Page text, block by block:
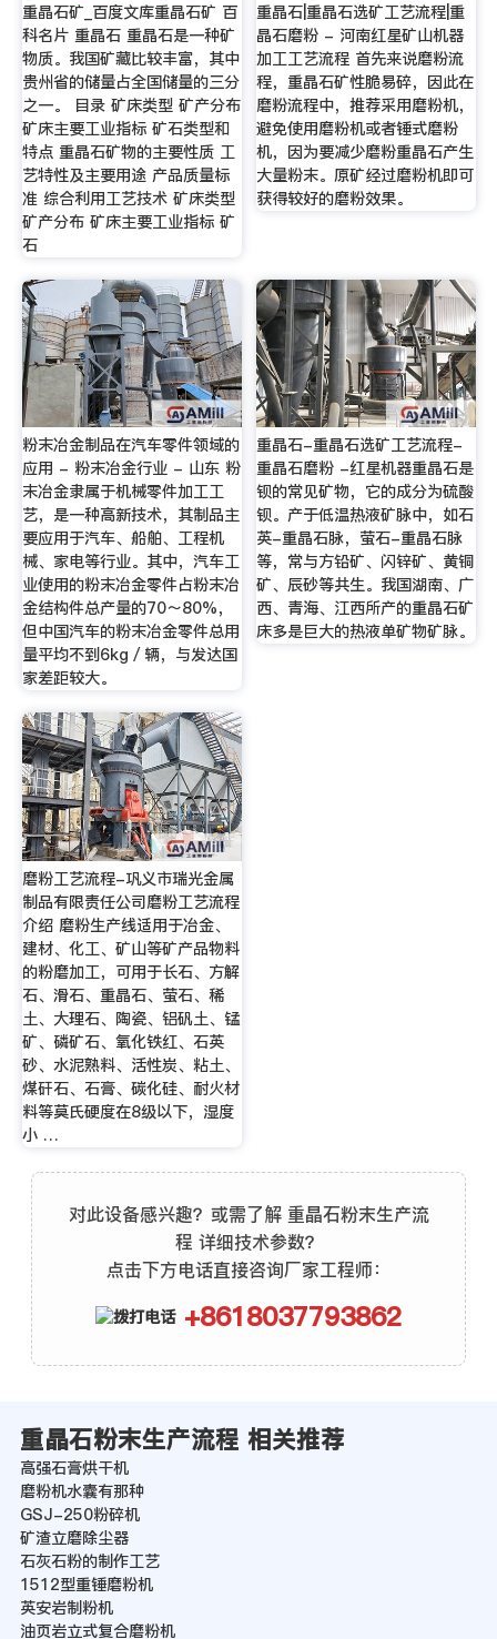
重晶石矿_百度文库重晶石矿 百
科名片 重晶石 重晶石是一种矿
物质。我国矿藏比较丰富，其中
贵州省的储量占全国储量的三分
之一。 目录 矿床类型 矿产分布
矿床主要工业指标 矿石类型和
特点 重晶石矿物的主要性质 工
艺特性及主要用途 产品质量标
准 综合利用工艺技术 矿床类型
矿产分布 矿床主要工业指标 矿
石
重晶石|重晶石选矿工艺流程|重
晶石磨粉 - 河南红星矿山机器
加工工艺流程 首先来说磨粉流
程，重晶石矿性脆易碎，因此在
磨粉流程中，推荐采用磨粉机，
避免使用磨粉机或者锤式磨粉
机，因为要减少磨粉重晶石产生
大量粉末。原矿经过磨粉机即可
获得较好的磨粉效果。
粉末冶金制品在汽车零件领域的
应用 - 粉末冶金行业 - 山东 粉
末冶金隶属于机械零件加工工
艺，是一种高新技术，其制品主
要应用于汽车、船舶、工程机
械、家电等行业。其中，汽车工
业使用的粉末冶金零件占粉末冶
金结构件总产量的70～80%，
但中国汽车的粉末冶金零件总用
量平均不到6kg／辆，与发达国
家差距较大。
重晶石-重晶石选矿工艺流程-
重晶石磨粉 -红星机器重晶石是
钡的常见矿物，它的成分为硫酸
钡。产于低温热液矿脉中，如石
英-重晶石脉，萤石-重晶石脉
等，常与方铅矿、闪锌矿、黄铜
矿、辰砂等共生。我国湖南、广
西、青海、江西所产的重晶石矿
床多是巨大的热液单矿物矿脉。
磨粉工艺流程-巩义市瑞光金属
制品有限责任公司磨粉工艺流程
介绍 磨粉生产线适用于冶金、
建材、化工、矿山等矿产品物料
的粉磨加工，可用于长石、方解
石、滑石、重晶石、萤石、稀
土、大理石、陶瓷、铝矾土、锰
矿、磷矿石、氧化铁红、石英
砂、水泥熟料、活性炭、粘土、
煤矸石、石膏、碳化硅、耐火材
料等莫氏硬度在8级以下，湿度
小 …
对此设备感兴趣？或需了解 重晶石粉末生产流
程 详细技术参数？
点击下方电话直接咨询厂家工程师：
+8618037793862
重晶石粉末生产流程 相关推荐
高强石膏烘干机
磨粉机水囊有那种
GSJ-250粉碎机
矿渣立磨除尘器
石灰石粉的制作工艺
1512型重锤磨粉机
英安岩制粉机
油页岩立式复合磨粉机